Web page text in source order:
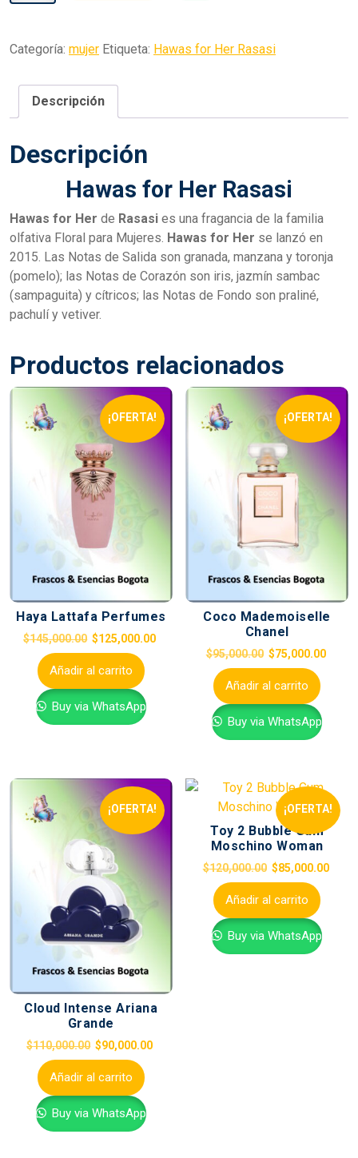
Categoría: mujer Etiqueta: Hawas for Her Rasasi
Descripción
Descripción
Hawas for Her Rasasi
Hawas for Her de Rasasi es una fragancia de la familia
olfativa Floral para Mujeres. Hawas for Her se lanzó en
2015. Las Notas de Salida son granada, manzana y toronja
(pomelo); las Notas de Corazón son iris, jazmín sambac
(sampaguita) y cítricos; las Notas de Fondo son praliné,
pachulí y vetiver.
Productos relacionados
¡OFERTA!
Haya Lattafa Perfumes
$145,000.00 $125,000.00
Añadir al carrito
Buy via WhatsApp
¡OFERTA!
Coco Mademoiselle
Chanel
$95,000.00 $75,000.00
Añadir al carrito
Buy via WhatsApp
¡OFERTA!
Cloud Intense Ariana
Grande
$110,000.00 $90,000.00
Añadir al carrito
Buy via WhatsApp
¡OFERTA!
Toy 2 Bubble Gum
Moschino Woman
$120,000.00 $85,000.00
Añadir al carrito
Buy via WhatsApp